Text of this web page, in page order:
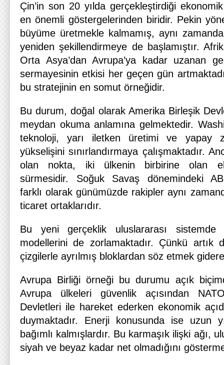
Çin’in son 20 yılda gerçekleştirdiği
en önemli göstergelerinden biridir. Pekin
büyüme üretmekle kalmamış, aynı
yeniden şekillendirmeye de başlamıştır.
Orta Asya’dan Avrupa’ya kadar uzanan
sermayesinin etkisi her geçen gün
bu stratejinin en somut örneğidir.
Bu durum, doğal olarak Amerika Birleşik
meydan okuma anlamına gelmektedir.
teknoloji, yarı iletken üretimi ve yapay
yükselişini sınırlandırmaya çalışmaktadır.
olan nokta, iki ülkenin birbirine olan
sürmesidir. Soğuk Savaş dönemindeki
farklı olarak günümüzde rakipler aynı
ticaret ortaklarıdır.
Bu yeni gerçeklik uluslararası sistemde
modellerini de zorlamaktadır. Çünkü artık
çizgilerle ayrılmış bloklardan söz etmek
Avrupa Birliği örneği bu durumu açık
Avrupa ülkeleri güvenlik açısından
Devletleri ile hareket ederken ekonomik
duymaktadır. Enerji konusunda ise uzun
bağımlı kalmışlardır. Bu karmaşık ilişki ağı,
siyah ve beyaz kadar net olmadığını